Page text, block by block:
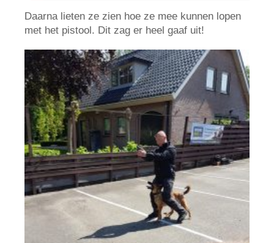
Daarna lieten ze zien hoe ze mee kunnen lopen
met het pistool. Dit zag er heel gaaf uit!